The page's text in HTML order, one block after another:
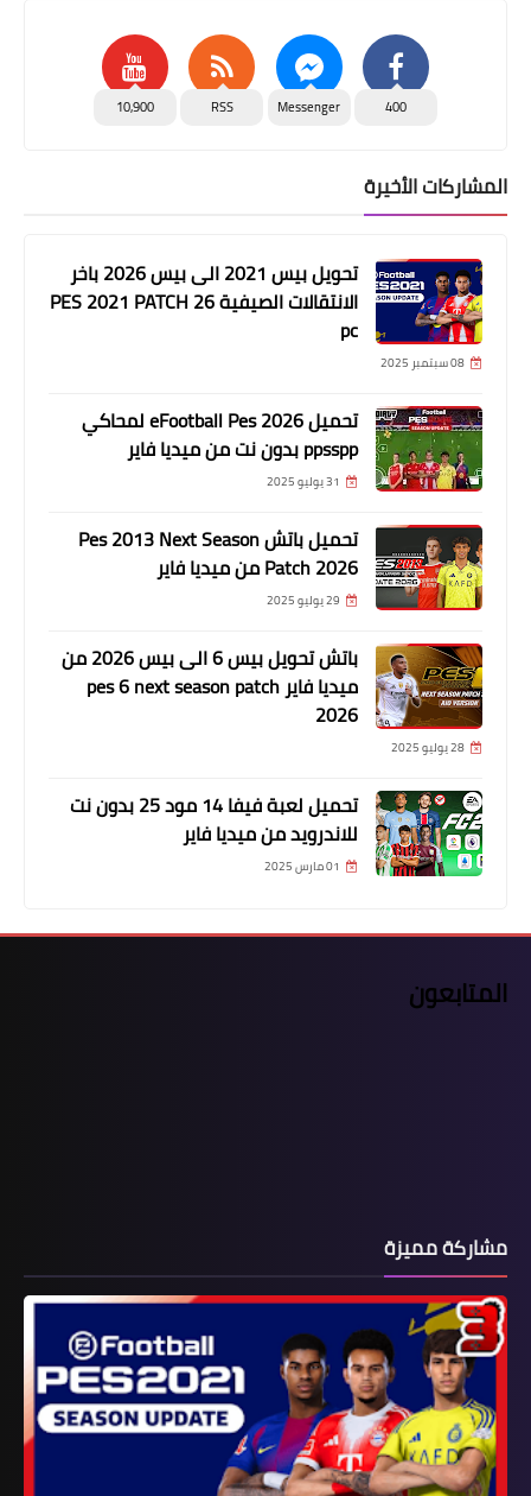
400
Messenger
RSS
10,900
المشاركات الأخيرة
تحويل بيس 2021 الى بيس 2026 باخر
الانتقالات الصيفية PES 2021 PATCH 26
pc
08 سبتمبر 2025
تحميل eFootball Pes 2026 لمحاكي
ppsspp بدون نت من ميديا فاير
31 يوليو 2025
تحميل باتش Pes 2013 Next Season
Patch 2026 من ميديا فاير
29 يوليو 2025
باتش تحويل بيس 6 الى بيس 2026 من
ميديا فاير pes 6 next season patch
2026
28 يوليو 2025
تحميل لعبة فيفا 14 مود 25 بدون نت
للاندرويد من ميديا فاير
01 مارس 2025
المتابعون
مشاركة مميزة